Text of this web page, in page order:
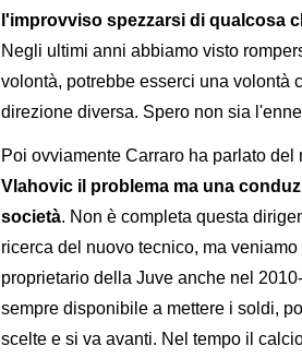
l'improvviso spezzarsi di qualcosa
Negli ultimi anni abbiamo visto
volontà, potrebbe esserci una volontà
direzione diversa. Spero non sia
Poi ovviamente Carraro ha parlato del
Vlahovic il problema ma una
società. Non è completa questa
ricerca del nuovo tecnico, ma
proprietario della Juve anche nel
sempre disponibile a mettere i soldi,
scelte e si va avanti. Nel tempo il